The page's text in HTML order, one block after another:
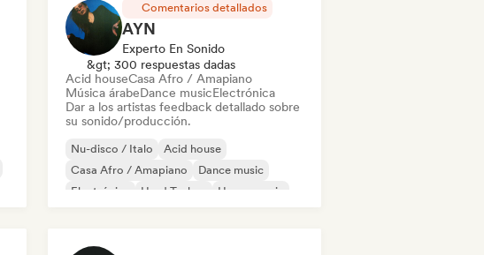
Comentarios detallados
AYN
Experto En Sonido
&gt; 300 respuestas dadas
Acid houseCasa Afro / Amapiano
Música árabeDance musicElectrónica
Dar a los artistas feedback detallado sobre
su sonido/producción.
Nu-disco / Italo
Acid house
Casa Afro / Amapiano
Dance music
Electrónica
Hard Techno
House music